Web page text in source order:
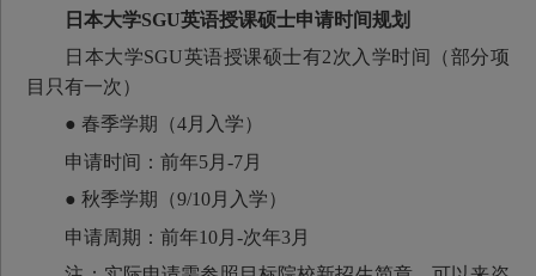
日本大学SGU英语授课硕士申请时间规划
日本大学SGU英语授课硕士有2次入学时间（部分项
目只有一次）
● 春季学期（4月入学）
申请时间：前年5月-7月
● 秋季学期（9/10月入学）
申请周期：前年10月-次年3月